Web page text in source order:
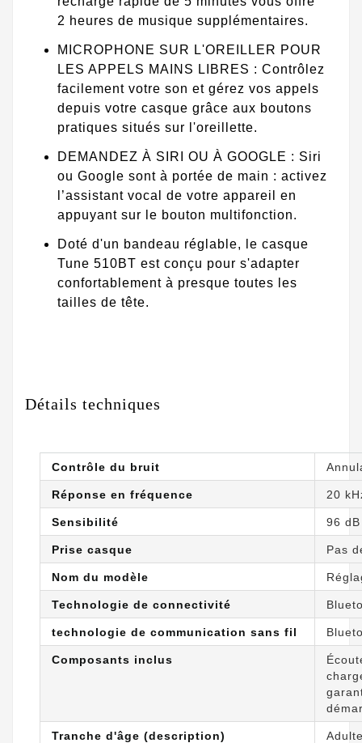
2 heures de musique supplémentaires.
MICROPHONE SUR L'OREILLER POUR
LES APPELS MAINS LIBRES : Contrôlez
facilement votre son et gérez vos appels
depuis votre casque grâce aux boutons
pratiques situés sur l'oreillette.
DEMANDEZ À SIRI OU À GOOGLE : Siri
ou Google sont à portée de main : activez
l’assistant vocal de votre appareil en
appuyant sur le bouton multifonction.
Doté d'un bandeau réglable, le casque
Tune 510BT est conçu pour s'adapter
confortablement à presque toutes les
tailles de tête.
Détails techniques
Contrôle du bruit
Réponse en fréquence 20
Sensibilité 96 dB
Prise casque Pas
Nom du modèle
Technologie de connectivité
technologie de communication sans fil
Composants inclus
Tranche d'âge (description)